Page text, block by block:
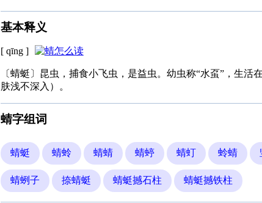
基本释义
[ qīng ]
〔蜻蜓〕昆虫，捕食小飞虫，是益虫。幼虫称“水虿”，生活
肤浅不深入）。
蜻字组词
蜻蜓 蜻蛉 蜻蜻 蜻蝏 蜻虰 蛉蜻
蜻蛚子 捺蜻蜓 蜻蜓撼石柱 蜻蜓撼铁柱